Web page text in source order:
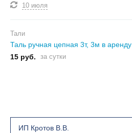
10 июля
Тали
Таль ручная цепная 3т, 3м в аренду
15 руб.
за сутки
ИП Кротов В.В.